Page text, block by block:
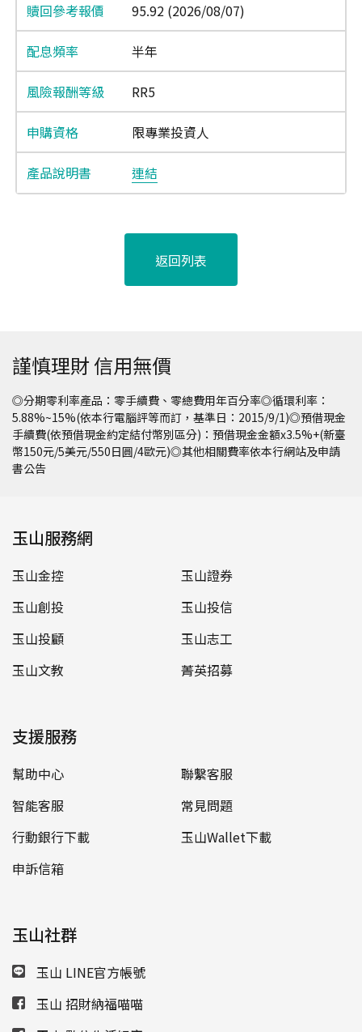
95.92 (2026/08/07)
半年
RR5
限專業投資人
連結
返回列表
謹慎理財 信用無價
◎分期零利率產品：零手續費、零總費用年百分率◎循環利率：
5.88%~15%(依本行電腦評等而訂，基準日：2015/9/1)◎預借現金
手續費(依預借現金約定結付幣別區分)：預借現金金額x3.5%+(新臺
幣150元/5美元/550日圓/4歐元)◎其他相關費率依本行網站及申請
書公告
玉山服務網
玉山金控
玉山證券
玉山創投
玉山投信
玉山投顧
玉山志工
玉山文教
菁英招募
支援服務
幫助中心
聯繫客服
智能客服
常見問題
行動銀行下載
玉山Wallet下載
申訴信箱
玉山社群
玉山 LINE官方帳號
玉山 招財納福喵喵